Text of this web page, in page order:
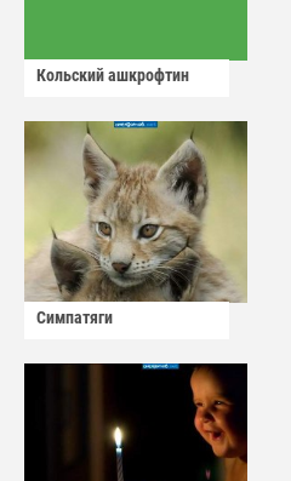
Кольский ашкрофтин
Симпатяги